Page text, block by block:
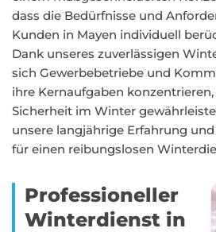
dass die Bedürfnisse und
Kunden in Mayen individuell
Dank unseres zuverlässigen
sich Gewerbebetriebe und
ihre Kernaufgaben
Sicherheit im Winter
unsere langjährige Erfahrung
für einen reibungslosen
Professioneller
Winterdienst in